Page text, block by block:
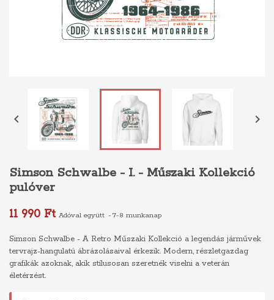
 
Simson Schwalbe - I. - Műszaki Kollekció
pulóver
11 990 Ft Adóval együtt 7-8 munkanap
Simson Schwalbe - A Retro Műszaki Kollekció a legendás járművek
tervrajz-hangulatú ábrázolásaival érkezik. Modern, részletgazdag
grafikák azoknak, akik stílusosan szeretnék viselni a veterán
életérzést.